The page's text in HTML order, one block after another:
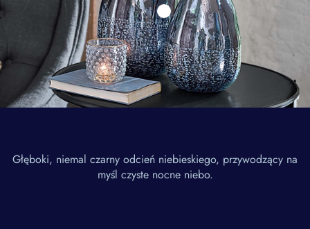
Głęboki, niemal czarny odcień niebieskiego, przywodzący na
myśl czyste nocne niebo.